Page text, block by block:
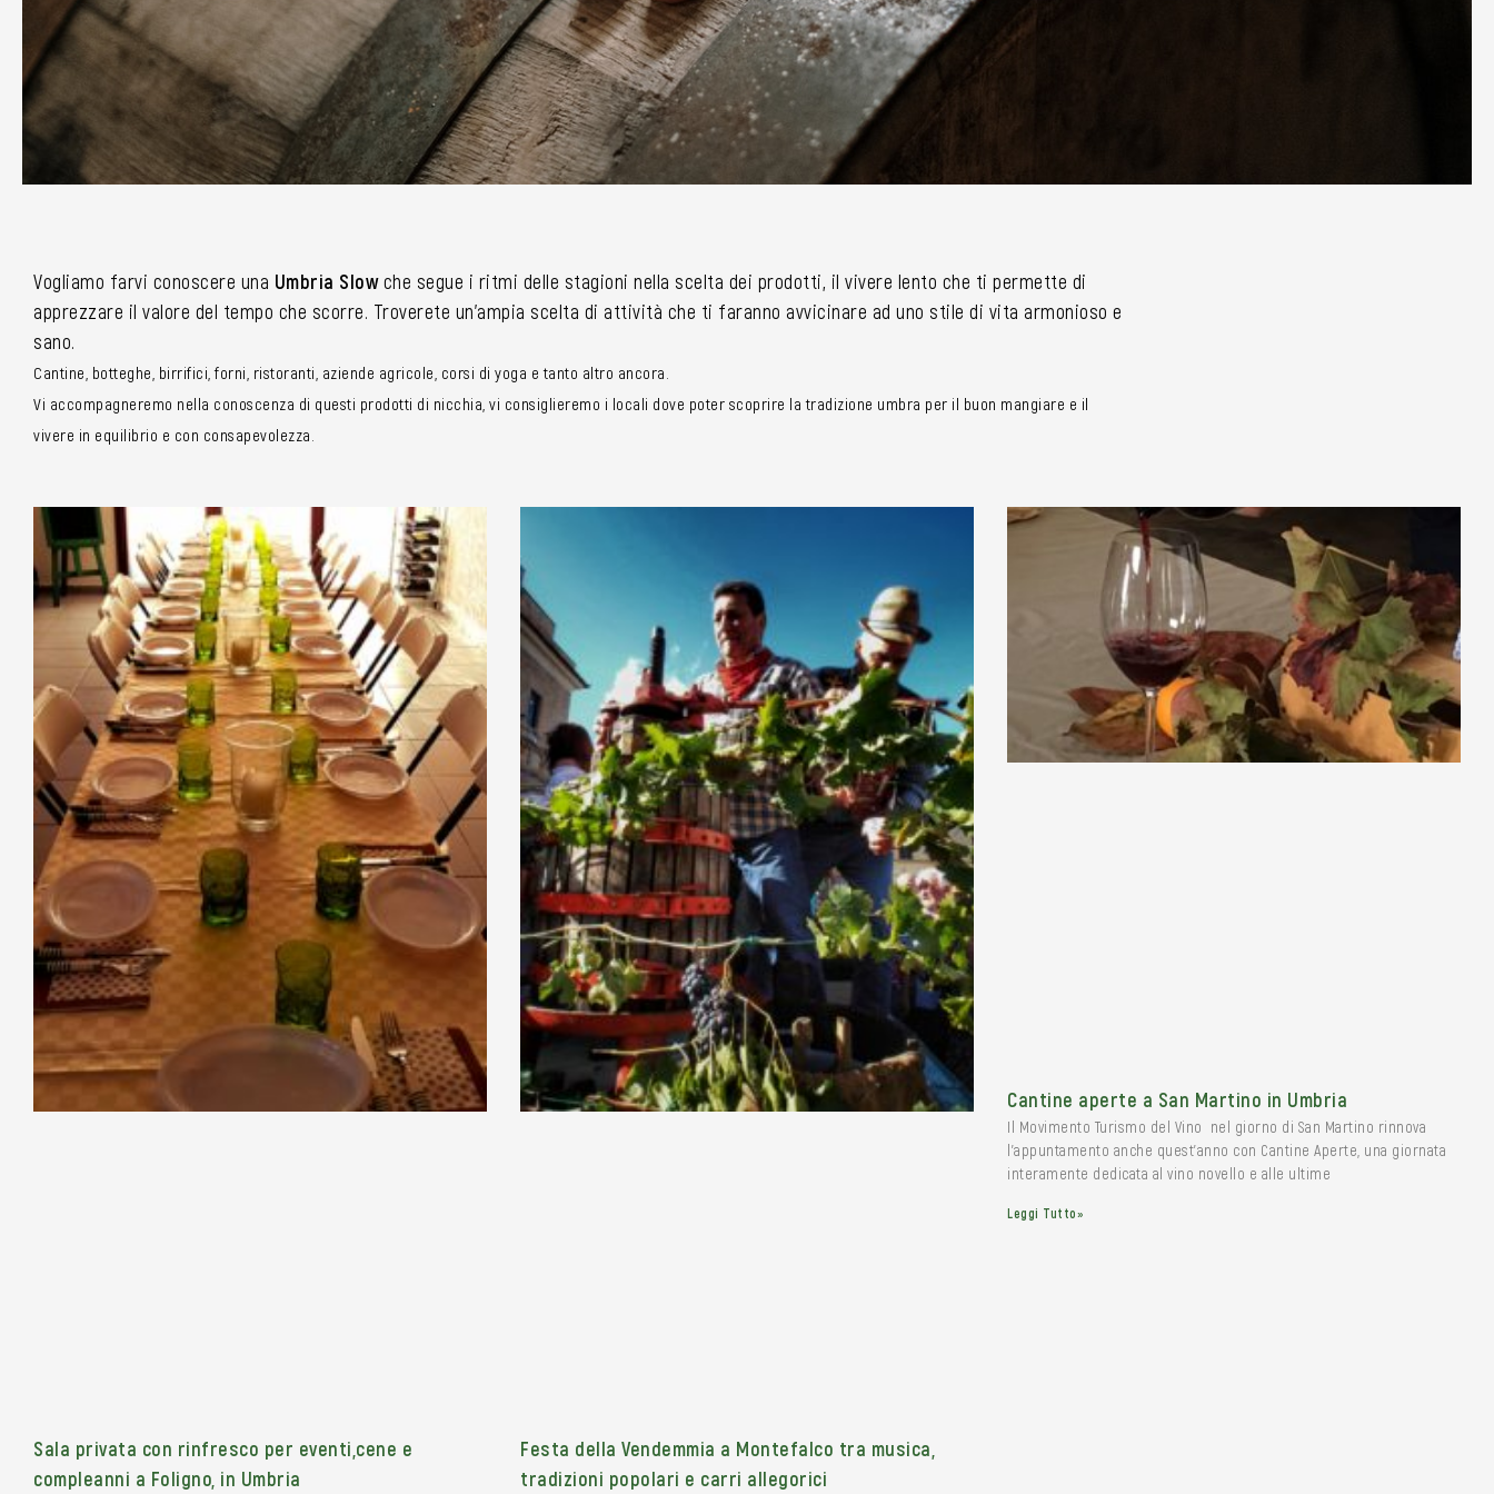
Vogliamo farvi conoscere una Umbria Slowche segue i ritmi delle stagioni nella scelta dei prodotti, il vivere lento che ti permette di
apprezzare il valore del tempo che scorre. Troverete un’ampia scelta di attività che ti faranno avvicinare ad uno stile di vita armonioso e
sano.
Cantine, botteghe, birrifici, forni, ristoranti, aziende agricole, corsi di yoga e tanto altro ancora.
Vi accompagneremo nella conoscenza di questi prodotti di nicchia, vi consiglieremo i locali dove poter scoprire la tradizione umbra per il buon mangiare e il
vivere in equilibrio e con consapevolezza.
Sala privata con rinfresco per eventi,cene e
compleanni a Foligno, in Umbria
Festa della Vendemmia a Montefalco tra musica,
tradizioni popolari e carri allegorici
Cantine aperte a San Martino in Umbria
Il Movimento Turismo del Vino nel giorno di San Martino rinnova
l’appuntamento anche quest’anno con Cantine Aperte, una giornata
interamente dedicata al vino novello e alle ultime
Leggi Tutto»